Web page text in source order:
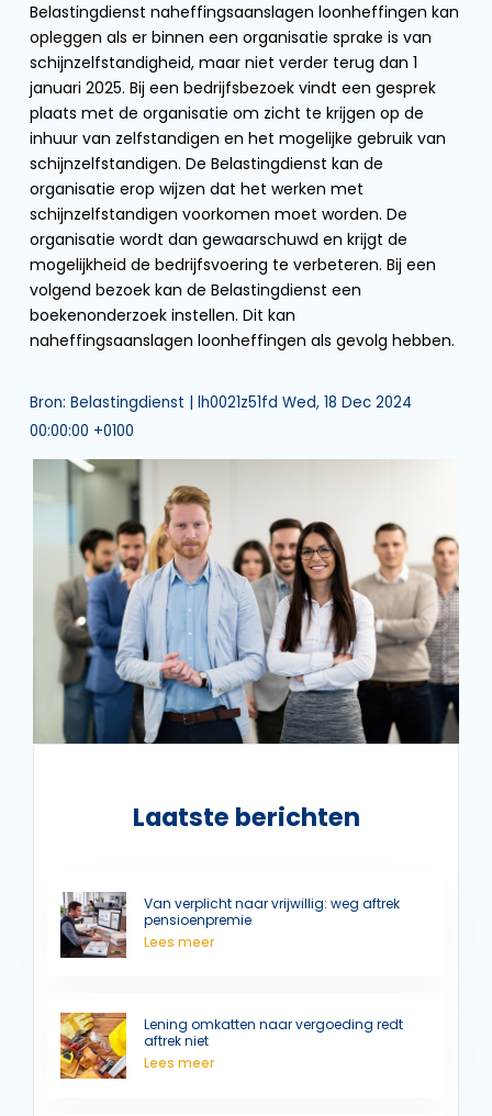
Belastingdienst naheffingsaanslagen loonheffingen kan
opleggen als er binnen een organisatie sprake is van
schijnzelfstandigheid, maar niet verder terug dan 1
januari 2025. Bij een bedrijfsbezoek vindt een gesprek
plaats met de organisatie om zicht te krijgen op de
inhuur van zelfstandigen en het mogelijke gebruik van
schijnzelfstandigen. De Belastingdienst kan de
organisatie erop wijzen dat het werken met
schijnzelfstandigen voorkomen moet worden. De
organisatie wordt dan gewaarschuwd en krijgt de
mogelijkheid de bedrijfsvoering te verbeteren. Bij een
volgend bezoek kan de Belastingdienst een
boekenonderzoek instellen. Dit kan
naheffingsaanslagen loonheffingen als gevolg hebben.
Bron: Belastingdienst | lh0021z51fd Wed, 18 Dec 2024
00:00:00 +0100
Laatste berichten
Van verplicht naar vrijwillig: weg aftrek
pensioenpremie
Lees meer
Lening omkatten naar vergoeding redt
aftrek niet
Lees meer